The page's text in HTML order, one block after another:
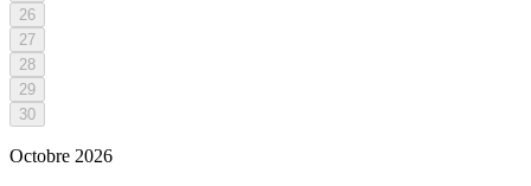
26
27
28
29
30
Octobre 2026